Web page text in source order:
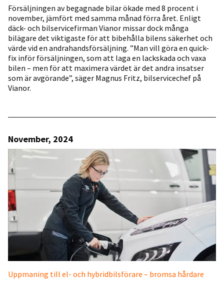
Försäljningen av begagnade bilar ökade med 8 procent i
november, jämfört med samma månad förra året. Enligt
däck- och bilservicefirman Vianor missar dock många
bilägare det viktigaste för att bibehålla bilens säkerhet och
värde vid en andrahandsförsäljning. ”Man vill göra en quick-
fix inför försäljningen, som att laga en lackskada och vaxa
bilen – men för att maximera värdet är det andra insatser
som är avgörande”, säger Magnus Fritz, bilservicechef på
Vianor.
November, 2024
Uppmaning till el- och hybridbilsförare – bromsa hårdare